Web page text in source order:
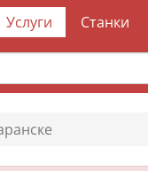
Услуги Станки